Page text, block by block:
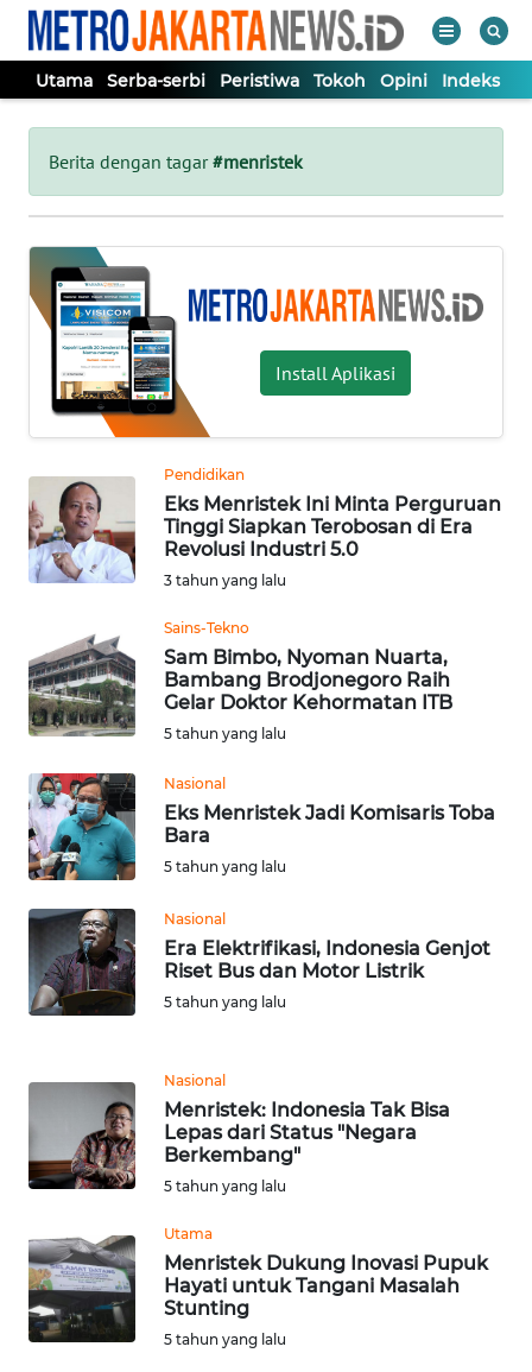
Utama Serba-serbi Peristiwa Tokoh Opini Indeks
Berita dengan tagar#menristek
Install Aplikasi
Pendidikan
Eks Menristek Ini Minta Perguruan
Tinggi Siapkan Terobosan di Era
Revolusi Industri 5.0
3 tahun yang lalu
Sains-Tekno
Sam Bimbo, Nyoman Nuarta,
Bambang Brodjonegoro Raih
Gelar Doktor Kehormatan ITB
5 tahun yang lalu
Nasional
Eks Menristek Jadi Komisaris Toba
Bara
5 tahun yang lalu
Nasional
Era Elektrifikasi, Indonesia Genjot
Riset Bus dan Motor Listrik
5 tahun yang lalu
Nasional
Menristek: Indonesia Tak Bisa
Lepas dari Status "Negara
Berkembang"
5 tahun yang lalu
Utama
Menristek Dukung Inovasi Pupuk
Hayati untuk Tangani Masalah
Stunting
5 tahun yang lalu
Tutup
UTAMA
SERBA-
SERBI
PERISTIWA
TOKOH
OPINI
Informasi
BERITA
KONTAK
KAMI
INFO
IKLAN
KAMI
PEDOMAN
MEDIA
REDAKSI
KARIR
Wahana
News
Regional